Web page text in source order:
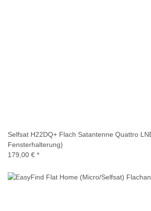
Selfsat H22DQ+ Flach Satantenne Quattro
Fensterhalterung)
179,00 € *